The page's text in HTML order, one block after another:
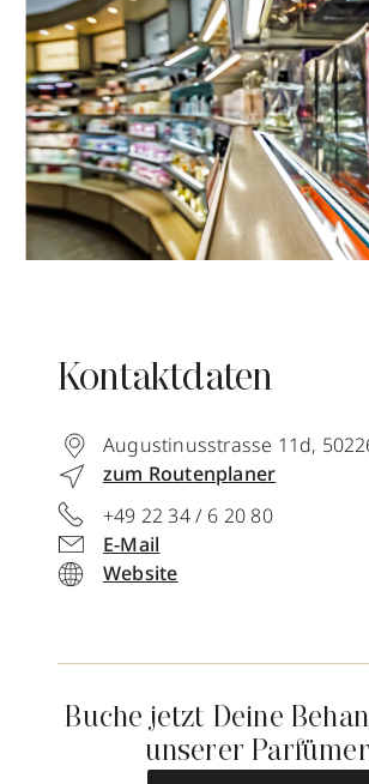
Kontaktdaten
Augustinusstrasse 11d,
zum Routenplaner
+49 22 34 / 6 20 80
E-Mail
Website
Buche jetzt Deine
unserer